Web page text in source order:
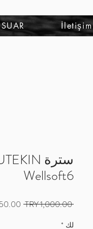
تسجيل الدخولİletişim
Wellsoft6
‏1,000.00 TRY
سعر
لك *